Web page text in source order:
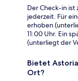
Der Check-in
jederzeit. Für
erhoben
11:00 Uhr. Ein
(unterliegt der
Bietet
Ort?